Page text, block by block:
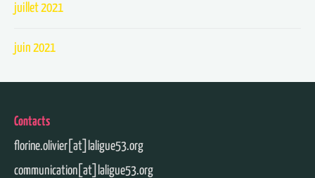
juillet 2021
juin 2021
Contacts
florine.olivier[at]laligue53.org
communication[at]laligue53.org